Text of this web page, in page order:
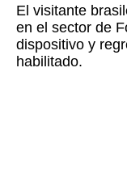
El visitante
en el sector de
dispositivo y
habilitado.